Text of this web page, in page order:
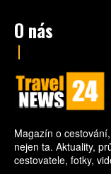
O nás
Magazín o
nejen ta. Aktuality,
cestovatele, fotky,